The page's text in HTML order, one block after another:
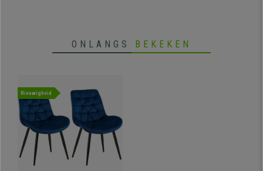
ONLANGS BEKEKEN
Nieuwigheid